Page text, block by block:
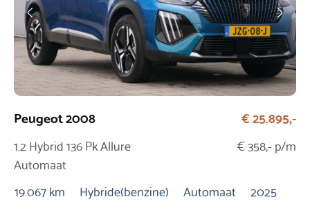
Peugeot 2008
1.2 Hybrid 136 Pk Allure
Automaat
€ 25.895,-
€ 358,- p/m
19.067 km Hybride(benzine) Automaat 2025